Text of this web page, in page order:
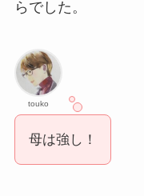
らでした。
touko
母は強し！